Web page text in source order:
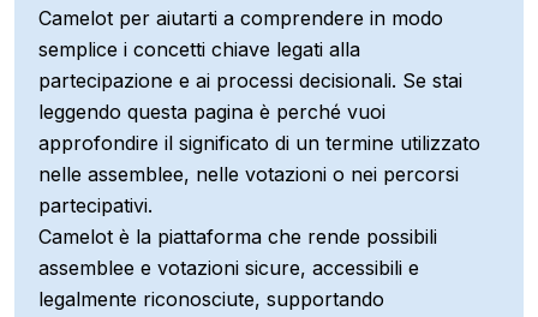
Camelot per aiutarti a comprendere in modo
semplice i concetti chiave legati alla
partecipazione e ai processi decisionali. Se stai
leggendo questa pagina è perché vuoi
approfondire il significato di un termine utilizzato
nelle assemblee, nelle votazioni o nei percorsi
partecipativi.
Camelot è la piattaforma che rende possibili
assemblee e votazioni sicure, accessibili e
legalmente riconosciute, supportando